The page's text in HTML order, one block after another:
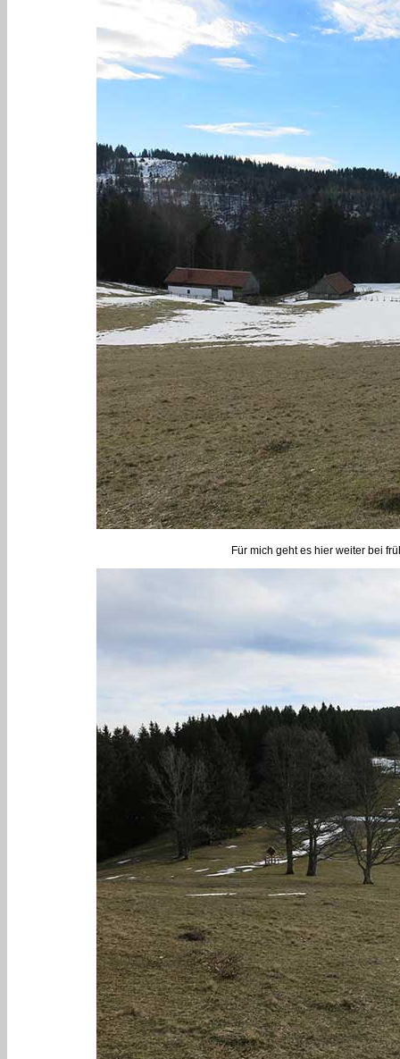
Für mich geht es hier weiter bei